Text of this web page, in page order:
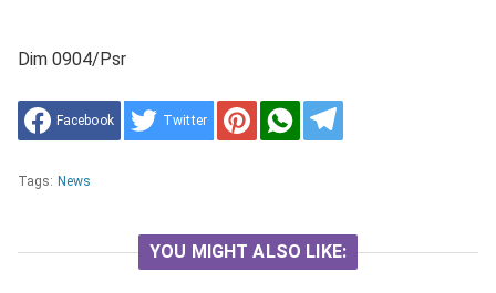
Dim 0904/Psr
Facebook Twitter
Tags: News
YOU MIGHT ALSO LIKE: